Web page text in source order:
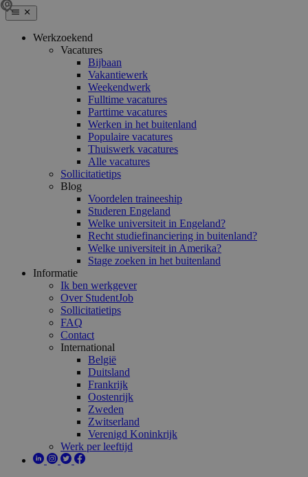
Werkzoekend
Vacatures
Bijbaan
Vakantiewerk
Weekendwerk
Fulltime vacatures
Parttime vacatures
Werken in het buitenland
Populaire vacatures
Thuiswerk vacatures
Alle vacatures
Sollicitatietips
Blog
Voordelen traineeship
Studeren Engeland
Welke universiteit in Engeland?
Recht studiefinanciering in buitenland?
Welke universiteit in Amerika?
Stage zoeken in het buitenland
Informatie
Ik ben werkgever
Over StudentJob
Sollicitatietips
FAQ
Contact
International
België
Duitsland
Frankrijk
Oostenrijk
Zweden
Zwitserland
Verenigd Koninkrijk
Werk per leeftijd